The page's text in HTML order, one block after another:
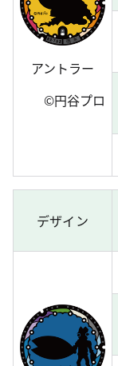
アントラー
©円谷プロ
デザイン